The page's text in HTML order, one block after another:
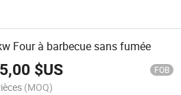
Four à barbecue sans fumée
$US FOB
(MOQ)